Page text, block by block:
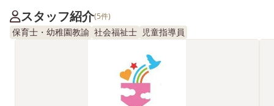
スタッフ紹介(5件)
保育士・幼稚園教諭 社会福祉士 児童指導員